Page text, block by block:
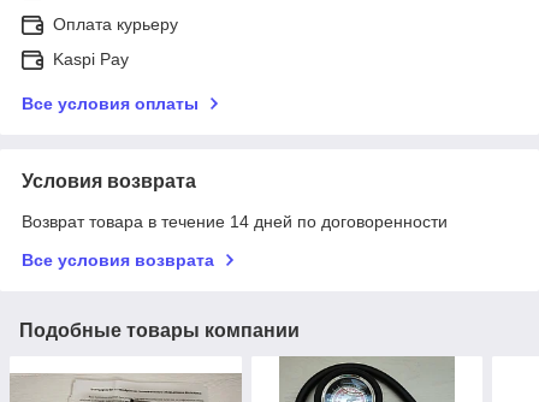
Оплата курьеру
Kaspi Pay
Все условия оплаты
Условия возврата
Возврат товара в течение 14 дней по договоренности
Все условия возврата
Подобные товары компании